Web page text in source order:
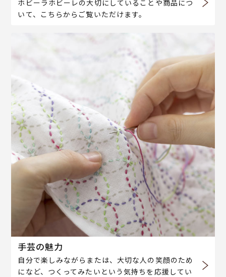
ホビーラホビーレの大切にしていることや商品につ
いて、こちらからご覧いただけます。
手芸の魅力
自分で楽しみながらまたは、大切な人の笑顔のため
になど、つくってみたいという気持ちを応援してい